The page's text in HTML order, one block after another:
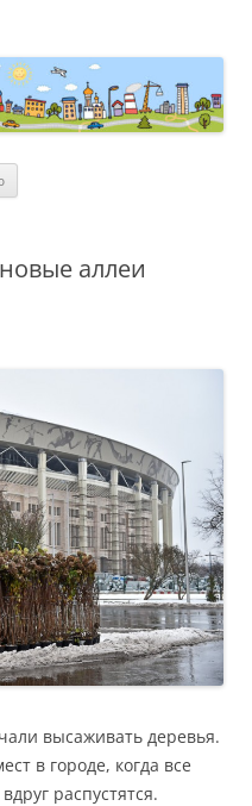
аллеи
высаживать деревья.
в городе, когда все
распустятся.